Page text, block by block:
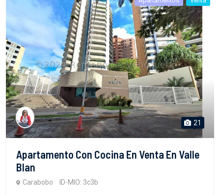
21
Apartamento Con Cocina En Venta En Valle
Blan
Carabobo ID-MIO: 3c3b